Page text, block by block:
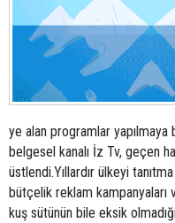
ye alan programlar
belgesel kanalı İz Tv, geçen
üstlendi.Yıllardır ülkeyi
bütçelik reklam kampanyaları
kuş sütünün bile eksik